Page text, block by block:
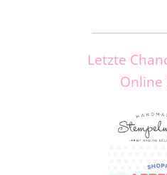
Letzte
Online